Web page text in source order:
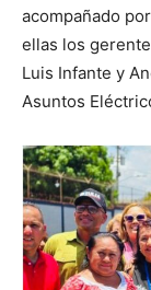
acompañado
ellas los
Luis Infante y
Asuntos